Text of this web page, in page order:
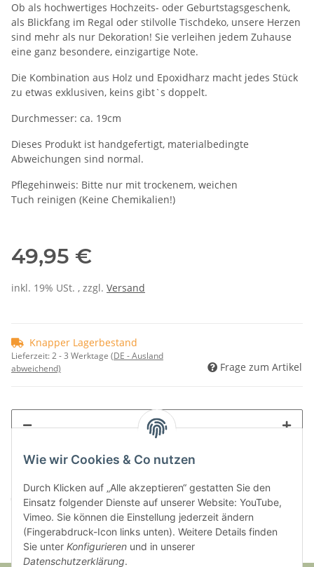
Ob als hochwertiges Hochzeits- oder Geburtstagsgeschenk,
als Blickfang im Regal oder stilvolle Tischdeko, unsere Herzen
sind mehr als nur Dekoration! Sie verleihen jedem Zuhause
eine ganz besondere, einzigartige Note.
Die Kombination aus Holz und Epoxidharz macht jedes Stück
zu etwas exklusiven, keins gibt`s doppelt.
Durchmesser: ca. 19cm
Dieses Produkt ist handgefertigt, materialbedingte
Abweichungen sind normal.
Pflegehinweis: Bitte nur mit trockenem, weichen
Tuch reinigen (Keine Chemikalien!)
49,95 €
inkl. 19% USt. , zzgl. Versand
Knapper Lagerbestand
Lieferzeit:2 - 3 Werktage (DE - Ausland
abweichend)
Frage zum Artikel
Loading... Komponenten werden geladen ...
Wie wir Cookies & Co nutzen
Durch Klicken auf „Alle akzeptieren“ gestatten Sie den
Einsatz folgender Dienste auf unserer Website: YouTube,
Vimeo. Sie können die Einstellung jederzeit ändern
(Fingerabdruck-Icon links unten). Weitere Details finden
Sie unter Konfigurieren und in unserer
Datenschutzerklärung.